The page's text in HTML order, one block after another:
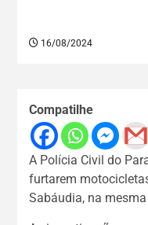
16/08/2024
Compatilhe
A Polícia Civil do
furtarem
Sabáudia, na